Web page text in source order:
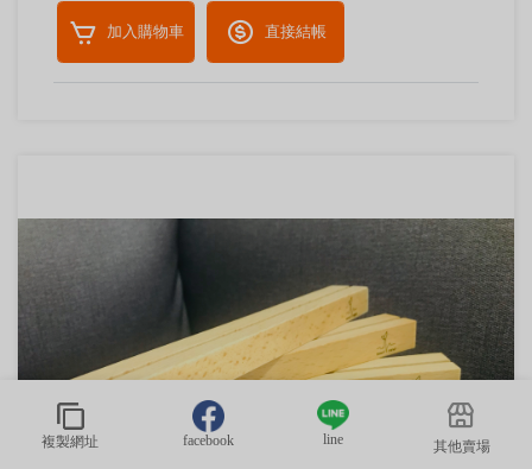
複製網址 facebook line 其他賣場
加入購物車 直接結帳